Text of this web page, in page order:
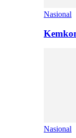
Nasional
Nasional